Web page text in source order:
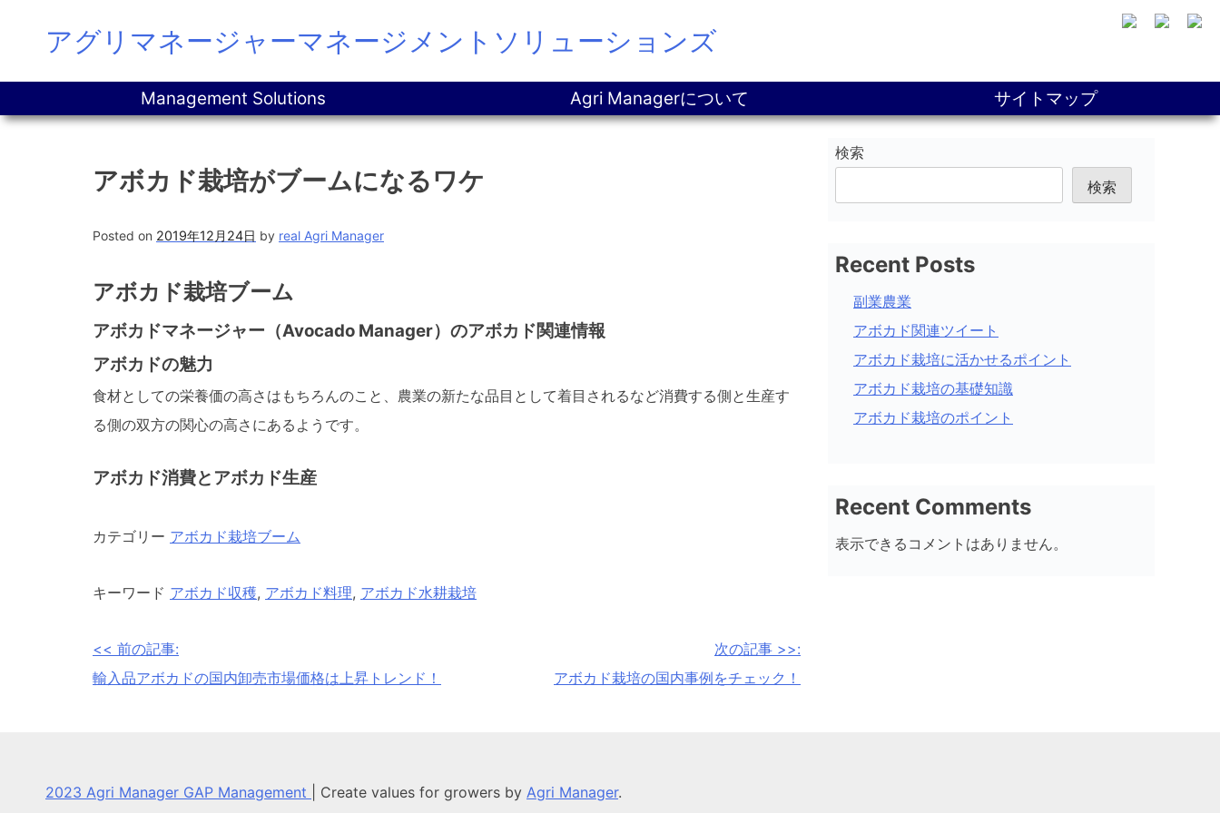
アグリマネージャーマネージメントソリューションズ
Management Solutions Agri Managerについて サイトマップ
アボカド栽培がブームになるワケ
Posted on 2019年12月24日 by real Agri Manager
アボカド栽培ブーム
アボカドマネージャー（Avocado Manager）のアボカド関連情報
アボカドの魅力
食材としての栄養価の高さはもちろんのこと、農業の新たな品目として着目されるなど消費する側と生産す
る側の双方の関心の高さにあるようです。
アボカド消費とアボカド生産
カテゴリー アボカド栽培ブーム
キーワード アボカド収穫, アボカド料理, アボカド水耕栽培
投
ビ
<< 前の記事:
輸入品アボカドの国内卸売市場価格は上昇トレンド！
次の記事 >>:
アボカド栽培の国内事例をチェック！
検索
検索
Recent Posts
副業農業
アボカド関連ツイート
アボカド栽培に活かせるポイント
アボカド栽培の基礎知識
アボカド栽培のポイント
Recent Comments
表示できるコメントはありません。
2023 Agri Manager GAP Management Create values for growers by Agri Manager.